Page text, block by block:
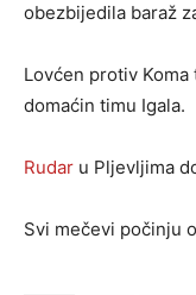
obezbijedila baraž
Lovćen protiv
domaćin timu Igala.
Rudar u Pljevljima
Svi mečevi počinju